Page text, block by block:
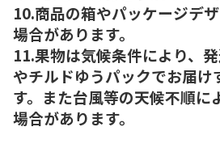
10.商品の箱やパッケージデ
場合があります。
11.果物は気候条件により、
やチルドゆうパックでお届け
す。また台風等の天候不順に
場合があります。